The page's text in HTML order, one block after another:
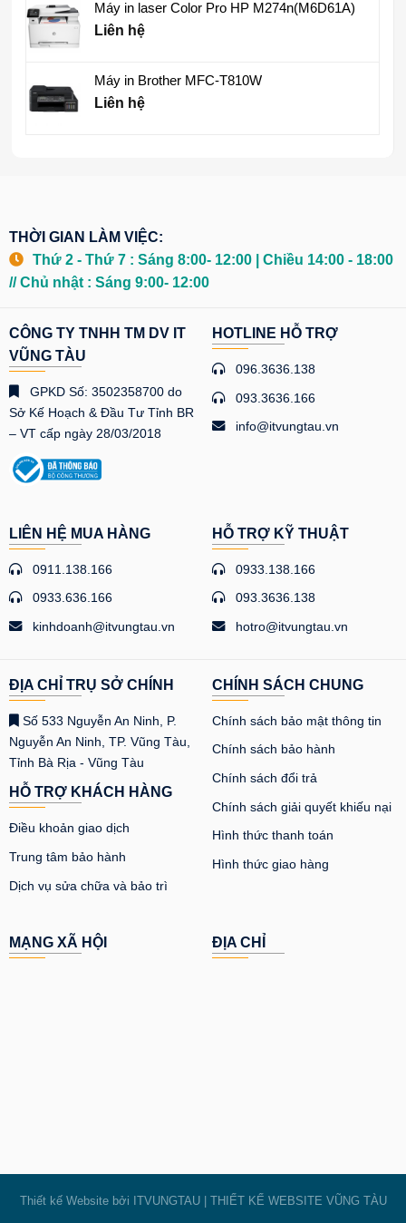
Máy in laser Color Pro HP M274n(M6D61A)
Liên hệ
Máy in Brother MFC-T810W
Liên hệ
THỜI GIAN LÀM VIỆC:
Thứ 2 - Thứ 7 : Sáng 8:00- 12:00 | Chiều 14:00 - 18:00
// Chủ nhật : Sáng 9:00- 12:00
CÔNG TY TNHH TM DV IT
VŨNG TÀU
GPKD Số: 3502358700 do
Sở Kế Hoạch & Đầu Tư Tỉnh BR
– VT cấp ngày 28/03/2018
HOTLINE HỖ TRỢ
096.3636.138
093.3636.166
info@itvungtau.vn
LIÊN HỆ MUA HÀNG
0911.138.166
0933.636.166
kinhdoanh@itvungtau.vn
HỖ TRỢ KỸ THUẬT
0933.138.166
093.3636.138
hotro@itvungtau.vn
ĐỊA CHỈ TRỤ SỞ CHÍNH
Số 533 Nguyễn An Ninh, P.
Nguyễn An Ninh, TP. Vũng Tàu,
Tỉnh Bà Rịa - Vũng Tàu
HỖ TRỢ KHÁCH HÀNG
Điều khoản giao dịch
Trung tâm bảo hành
Dịch vụ sửa chữa và bảo trì
CHÍNH SÁCH CHUNG
Chính sách bảo mật thông tin
Chính sách bảo hành
Chính sách đổi trả
Chính sách giải quyết khiếu nại
Hình thức thanh toán
Hình thức giao hàng
MẠNG XÃ HỘI ĐỊA CHỈ
Thiết kế Website bởi ITVUNGTAU| THIẾT KẾ WEBSITE VŨNG TÀU